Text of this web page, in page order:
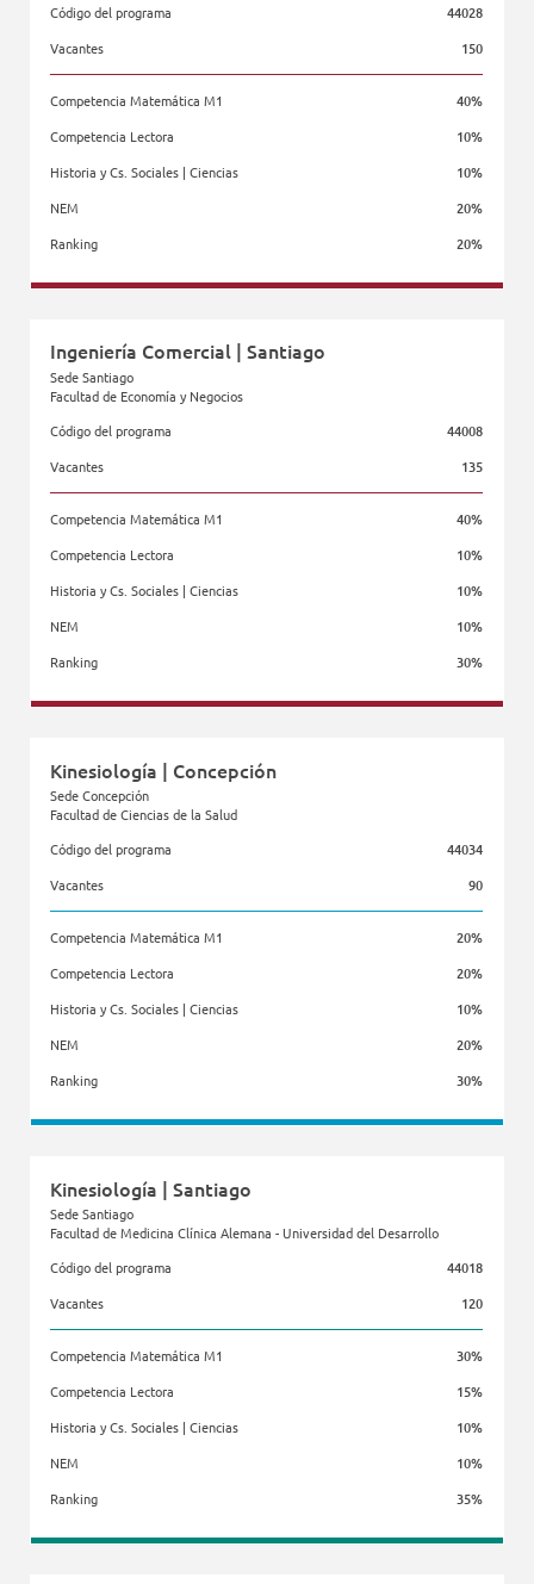
Código del programa
44028
Vacantes 150
Competencia Matemática M1 40%
Competencia Lectora 10%
Historia y Cs. Sociales | Ciencias 10%
NEM 20%
Ranking 20%
Facultad de Economía y Negocios
Ingeniería Comercial | Santiago
Sede Santiago
Facultad de Economía y Negocios
Código del programa
44008
Vacantes 135
Competencia Matemática M1 40%
Competencia Lectora 10%
Historia y Cs. Sociales | Ciencias 10%
NEM 10%
Ranking 30%
Facultad de Economía y Negocios
Kinesiología | Concepción
Sede Concepción
Facultad de Ciencias de la Salud
Código del programa
44034
Vacantes 90
Competencia Matemática M1 20%
Competencia Lectora 20%
Historia y Cs. Sociales | Ciencias 10%
NEM 20%
Ranking 30%
Facultad de Ciencias de la Salud
Kinesiología | Santiago
Sede Santiago
Facultad de Medicina Clínica Alemana - Universidad del Desarrollo
Código del programa
44018
Vacantes 120
Competencia Matemática M1 30%
Competencia Lectora 15%
Historia y Cs. Sociales | Ciencias 10%
NEM 10%
Ranking 35%
Facultad de Medicina Clínica Alemana - Universidad del Desarrollo